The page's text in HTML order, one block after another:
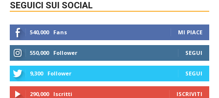
SEGUICI SUI SOCIAL
540,000 Fans MI PIACE
550,000 Follower SEGUI
9,300 Follower SEGUI
290,000 Iscritti ISCRIVITI